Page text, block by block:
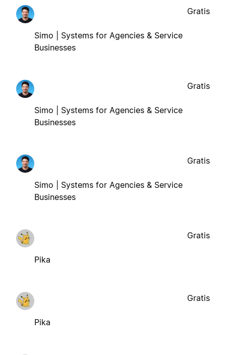
Simo | Systems for Agencies & Service
Businesses
Gratis
Simo | Systems for Agencies & Service
Businesses
Gratis
Simo | Systems for Agencies & Service
Businesses
Gratis
Pika
Gratis
Pika
Gratis